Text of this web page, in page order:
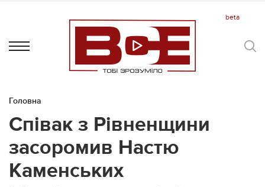
Головна
Співак з Рівненщини
засоромив Настю
Каменських